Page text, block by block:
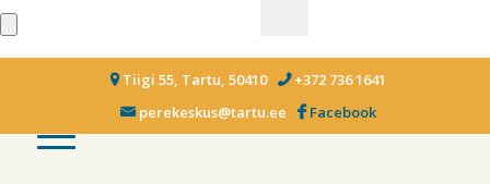
Tiigi 55, Tartu, 50410
+372 736 1641
perekeskus@tartu.ee
Facebook